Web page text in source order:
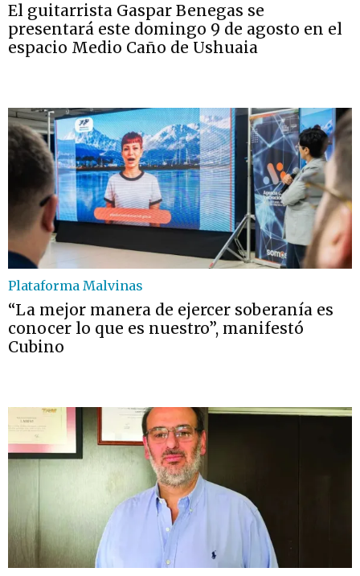
El guitarrista Gaspar Benegas se
presentará este domingo 9 de agosto en el
espacio Medio Caño de Ushuaia
Plataforma Malvinas
“La mejor manera de ejercer soberanía es
conocer lo que es nuestro”, manifestó
Cubino